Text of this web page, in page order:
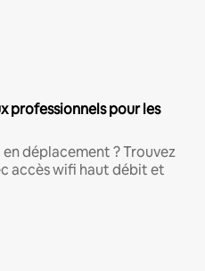
professionnels pour les
déplacement ? Trouvez
accès wifi haut débit et